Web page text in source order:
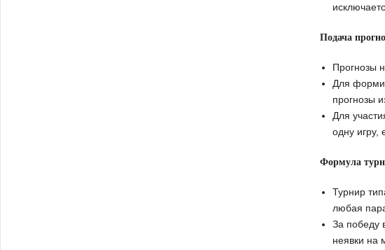
Подача
Прогнозы
Для
прогнозы
Для
одну игру,
Формула
Турнир
любая
За победу
неявки на